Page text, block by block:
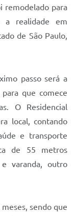
remodelado para
realidade em
de São Paulo,
passo será a
que comece
O Residencial
local, contando
e transporte
de 55 metros
varanda, outro
sendo que